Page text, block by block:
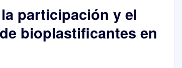
participación y el
bioplastificantes en